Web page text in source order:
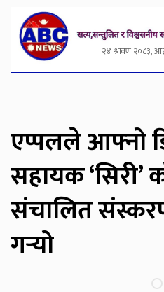
२४ श्रावण २०८३,
एप्पलले आफ्नो
सहायक
संचालित
गर्‍यो